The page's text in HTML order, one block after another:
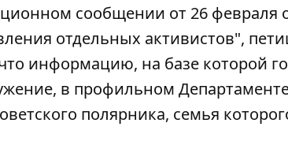
сообщении от 26 февраля
отдельных активистов",
информацию, на базе которой
в профильном
полярника, семья